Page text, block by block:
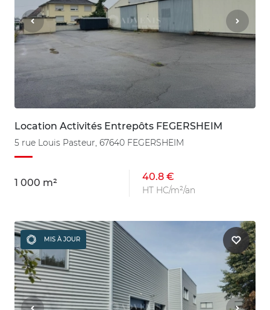
Location Activités Entrepôts FEGERSHEIM
5 rue Louis Pasteur, 67640 FEGERSHEIM
1 000 m²
40.8 €
HT HC/m²/an
MIS À JOUR